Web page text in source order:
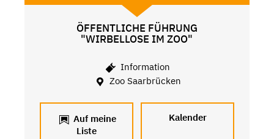
ÖFFENTLICHE FÜHRUNG
"WIRBELLOSE IM ZOO"
Information
Zoo Saarbrücken
Auf meine
Liste
Kalender